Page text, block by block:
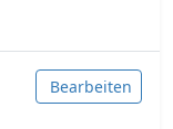
Bearbeiten